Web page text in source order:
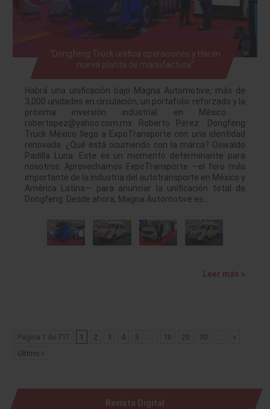
“Dongfeng Truck unifica operaciones y Harán
nueva planta de manufactura”
Habrá una unificación bajo Magna Automotive, más de
3,000 unidades en circulación, un portafolio reforzado y la
próxima inversión industrial en México.
robertopez@yahoo.com.mx Roberto Pérez: Dongfeng
Truck México llega a ExpoTransporte con una identidad
renovada. ¿Qué está ocurriendo con la marca? Oswaldo
Padilla Luna: Este es un momento determinante para
nosotros. Aprovechamos ExpoTransporte —el foro más
importante de la industria del autotransporte en México y
América Latina— para anunciar la unificación total de
Dongfeng. Desde ahora, Magna Automotive es…
Leer más »
Página 1 de 717 1 2 3 4 5 10 20 30
»
Último »
Revista Digital